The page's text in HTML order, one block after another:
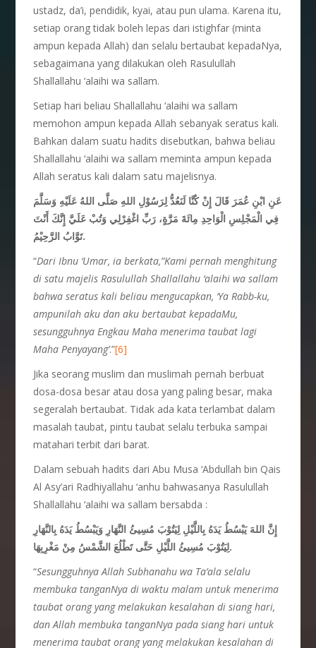
ustadz, da’i, pendidik, kyai, atau pun ulama. Karena itu,
setiap orang tidak boleh lepas dari istighfar (minta
ampun kepada Allah) dan selalu bertaubat kepadaNya,
sebagaimana yang dilakukan oleh Rasulullah
Shallallahu ‘alaihi wa sallam.
Setiap hari beliau Shallallahu ‘alaihi wa sallam
memohon ampun kepada Allah sebanyak seratus kali.
Bahkan dalam suatu hadits disebutkan, bahwa beliau
Shallallahu ‘alaihi wa sallam meminta ampun kepada
Allah seratus kali dalam satu majelisnya.
عَنِ ابْنِ عُمَرَ قَالَ إِنْ كُنَّا لَنَعُدُّ لِرَسُوْلِ اللهِ صَلَّى اللهُ عَلَيْهِ وَسَلَّمَ
فِي الْمَجْلِسِ الْوَاحِدِ مِائَةَ مَرَّةٍ، رَبِّ اغْفِرْلِي وَتُبْ عَلَيَّ إِنَّكَ أَنْتَ
تَوَّابُ الرَّحِيْمُ.
“Dari Ibnu ‘Umar, ia berkata,”Kami pernah menghitung
di satu majelis Rasulullah Shallallahu ‘alaihi wa sallam
bahwa seratus kali beliau mengucapkan, ‘Ya Rabb-ku,
ampunilah aku dan aku bertaubat kepadaMu,
sesungguhnya Engkau Maha menerima taubat lagi
Maha Penyayang’.”[6]
Jika seorang muslim dan muslimah pernah berbuat
dosa-dosa besar atau dosa yang paling besar, maka
segeralah bertaubat. Tidak ada kata terlambat dalam
masalah taubat, pintu taubat selalu terbuka sampai
matahari terbit dari barat.
Dalam sebuah hadits dari Abu Musa ‘Abdullah bin Qais
Al Asy’ari Radhiyallahu ‘anhu bahwasanya Rasulullah
Shallallahu ‘alaihi wa sallam bersabda :
إِنَّ اللهَ يَبْسُطُ يَدَهُ بِاللَّيْلِ لِيَتُوْبَ مُسِيئُ النَّهَارِ وَيَبْسُطُ يَدَهُ بِالنَّهَارِ
لِيَتُوْبَ مُسِيئُ اللَّيْلِ حَتَّى تَطْلُعَ الشَّمْسُ مِنْ مَغْرِبِهَا.
“Sesungguhnya Allah Subhanahu wa Ta’ala selalu
membuka tanganNya di waktu malam untuk menerima
taubat orang yang melakukan kesalahan di siang hari,
dan Allah membuka tanganNya pada siang hari untuk
menerima taubat orang yang melakukan kesalahan di